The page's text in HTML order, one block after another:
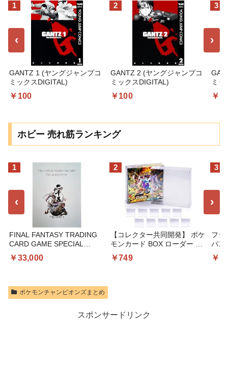
‹
1
GANTZ 1 (ヤングジャンプコ
ミックスDIGITAL)
￥100
2
GANTZ 2 (ヤングジャンプコ
ミックスDIGITAL)
￥100
3
ミッ
￥
›
ホビー 売れ筋ランキング
‹
1
FINAL FANTASY TRADING
CARD GAME SPECIAL
COLLECTION FINAL
FANTASY X
￥33,000
2
【コレクター共同開発】 ポケ
モンカード BOX ローダー 保
管用ケース UVカット セミハ
ード RIMINA (レギュラー
￥749
3
フジ
パン
60
￥
›
ポケモンチャンピオンズまとめ
スポンサードリンク